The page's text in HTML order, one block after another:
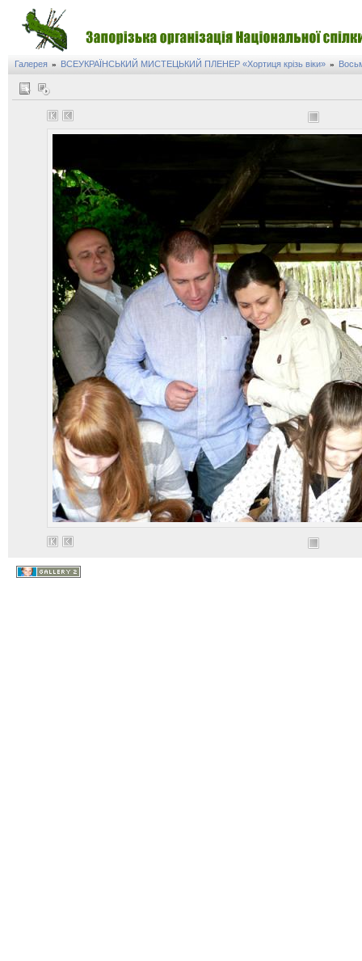
Галерея » ВСЕУКРАЇНСЬКИЙ МИСТЕЦЬКИЙ ПЛЕНЕР «Хортиця крізь віки» »